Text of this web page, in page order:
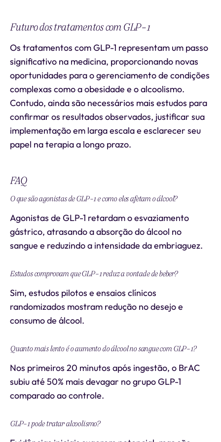
Futuro dos tratamentos com GLP-1
Os tratamentos com GLP-1 representam um passo
significativo na medicina, proporcionando novas
oportunidades para o gerenciamento de condições
complexas como a obesidade e o alcoolismo.
Contudo, ainda são necessários mais estudos para
confirmar os resultados observados, justificar sua
implementação em larga escala e esclarecer seu
papel na terapia a longo prazo.
FAQ
O que são agonistas de GLP-1 e como eles afetam o álcool?
Agonistas de GLP-1 retardam o esvaziamento
gástrico, atrasando a absorção do álcool no
sangue e reduzindo a intensidade da embriaguez.
Estudos comprovam que GLP-1 reduz a vontade de beber?
Sim, estudos pilotos e ensaios clínicos
randomizados mostram redução no desejo e
consumo de álcool.
Quanto mais lento é o aumento do álcool no sangue com GLP-1?
Nos primeiros 20 minutos após ingestão, o BrAC
subiu até 50% mais devagar no grupo GLP-1
comparado ao controle.
GLP-1 pode tratar alcoolismo?